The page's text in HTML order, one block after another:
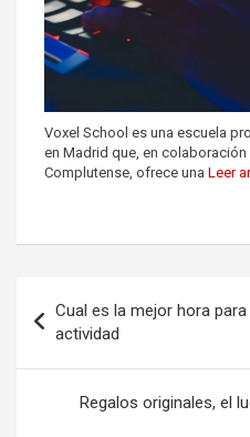
Voxel School es una escuela
en Madrid que, en colaboración
Complutense, ofrece una Leer
Cual es la mejor hora
actividad
Regalos originales, el